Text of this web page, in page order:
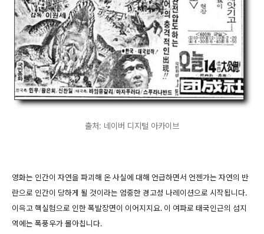
출처: 네이버 디지털 아카이브
영화는 인간이 자연을 파괴해 온 사실에 대해 언급하면서 언젠가는 자연의 반
란으로 인간이 당하게 될 것이라는 엄중한 경고성 나레이션으로 시작됩니다.
이윽고 핵실험으로 인한 폭발장면이 이어지지요. 이 여파로 태국인근의 섬지
역에는 폭풍우가 몰아칩니다.